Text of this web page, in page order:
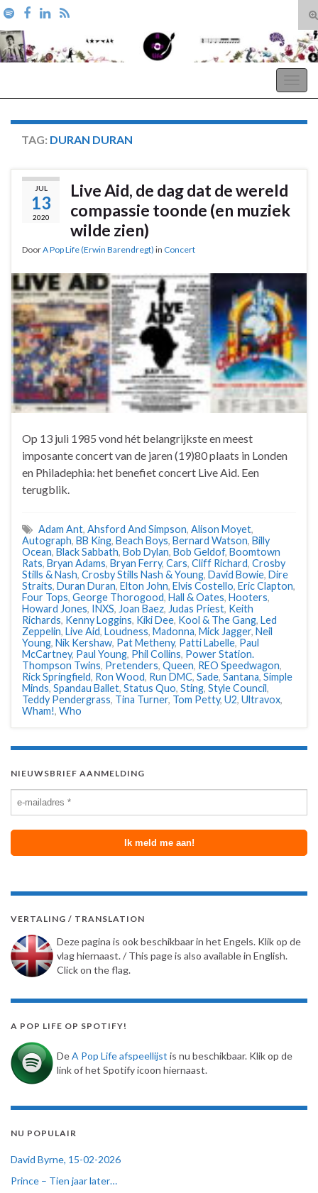
Search for:
TAG: DURAN DURAN
JUL
13
2020
Live Aid, de dag dat de wereld
compassie toonde (en muziek
wilde zien)
DoorA Pop Life (Erwin Barendregt) in Concert
Op 13 juli 1985 vond hét belangrijkste en meest
imposante concert van de jaren (19)80 plaats in Londen
en Philadephia: het benefiet concert Live Aid. Een
terugblik.
Adam Ant, Ahsford And Simpson, Alison Moyet,
Autograph, BB King, Beach Boys, Bernard Watson, Billy
Ocean, Black Sabbath, Bob Dylan, Bob Geldof, Boomtown
Rats, Bryan Adams, Bryan Ferry, Cars, Cliff Richard, Crosby
Stills & Nash, Crosby Stills Nash & Young, David Bowie, Dire
Straits, Duran Duran, Elton John, Elvis Costello, Eric Clapton,
Four Tops, George Thorogood, Hall & Oates, Hooters,
Howard Jones, INXS, Joan Baez, Judas Priest, Keith
Richards, Kenny Loggins, Kiki Dee, Kool & The Gang, Led
Zeppelin, Live Aid, Loudness, Madonna, Mick Jagger, Neil
Young, Nik Kershaw, Pat Metheny, Patti Labelle, Paul
McCartney, Paul Young, Phil Collins, Power Station.
Thompson Twins, Pretenders, Queen, REO Speedwagon,
Rick Springfield, Ron Wood, Run DMC, Sade, Santana, Simple
Minds, Spandau Ballet, Status Quo, Sting, Style Council,
Teddy Pendergrass, Tina Turner, Tom Petty, U2, Ultravox,
Wham!, Who
NIEUWSBRIEF AANMELDING
VERTALING / TRANSLATION
Deze pagina is ook beschikbaar in het Engels. Klik op de
vlag hiernaast. / This page is also available in English.
Click on the flag.
A POP LIFE OP SPOTIFY!
DeA Pop Life afspeellijst is nu beschikbaar. Klik op de
link of het Spotify icoon hiernaast.
NU POPULAIR
David Byrne, 15-02-2026
Prince – Tien jaar later…